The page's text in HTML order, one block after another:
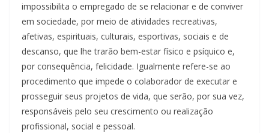
impossibilita o empregado de se relacionar e de conviver
em sociedade, por meio de atividades recreativas,
afetivas, espirituais, culturais, esportivas, sociais e de
descanso, que lhe trarão bem-estar físico e psíquico e,
por consequência, felicidade. Igualmente refere-se ao
procedimento que impede o colaborador de executar e
prosseguir seus projetos de vida, que serão, por sua vez,
responsáveis pelo seu crescimento ou realização
profissional, social e pessoal.